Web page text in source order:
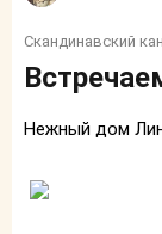
Скандинавский
Нежный дом